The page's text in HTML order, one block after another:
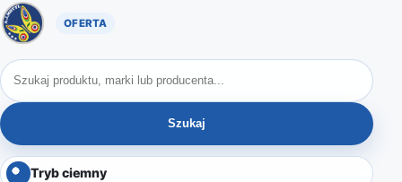
Oferta A. Motyl
Szukaj produktów
Szukaj
Tryb ciemny